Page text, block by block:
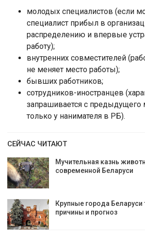
молодых специалистов (если
специалист прибыл в
распределению и впервые
работу);
внутренних совместителей
не меняет место работы);
бывших работников;
сотрудников-иностранцев
запрашивается с предыдущего
только у нанимателя в РБ).
СЕЙЧАС ЧИТАЮТ
Мучительная казнь
современной Беларуси
Крупные города Беларуси
причины и прогноз